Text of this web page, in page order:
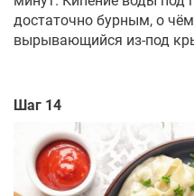
достаточно бурным, о чём
вырывающийся из-под
Шаг 14